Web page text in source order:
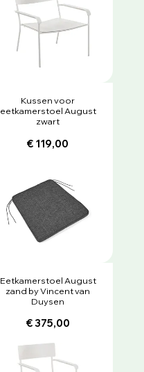
Kussen voor
eetkamerstoel August
zwart
€ 119,00
Eetkamerstoel August
zand by Vincent van
Duysen
€ 375,00